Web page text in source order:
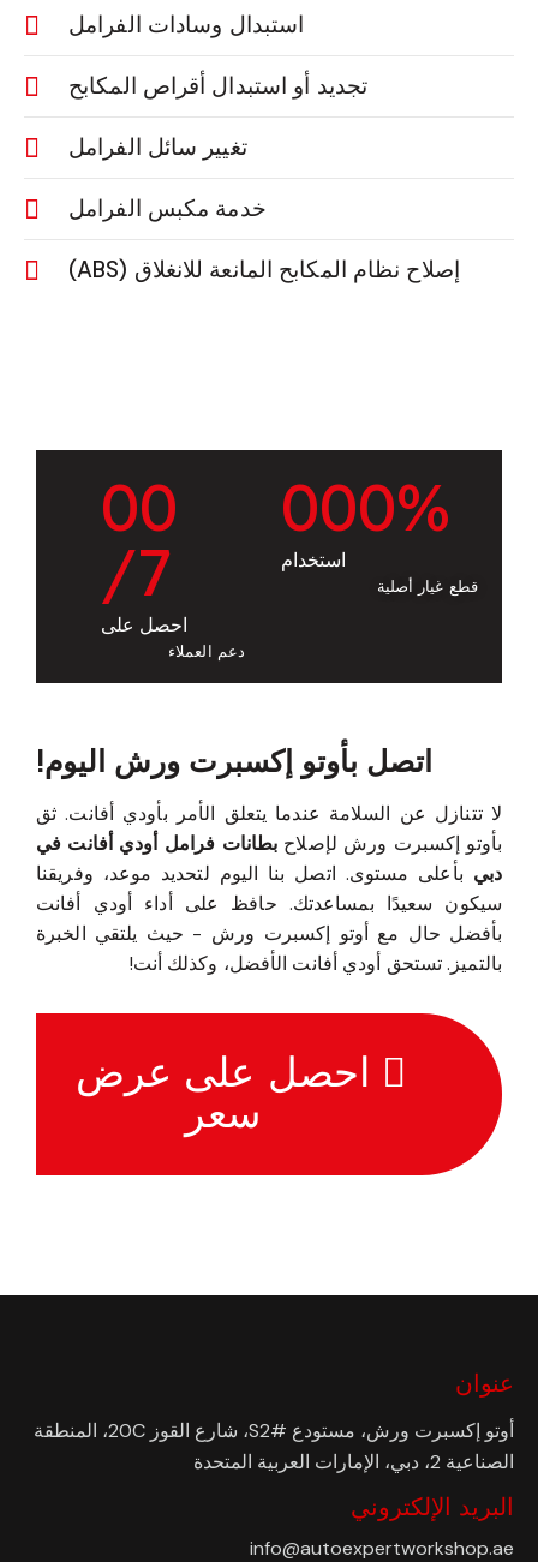
استبدال وسادات الفرامل
تجديد أو استبدال أقراص المكابح
تغيير سائل الفرامل
خدمة مكبس الفرامل
إصلاح نظام المكابح المانعة للانغلاق (ABS)
000%
استخدام
قطع غيار أصلية
00
/7
احصل على
دعم العملاء
اتصل بأوتو إكسبرت ورش اليوم!
لا تتنازل عن السلامة عندما يتعلق الأمر بأودي أفانت. ثق
بأوتو إكسبرت ورش لإصلاح بطانات فرامل أودي أفانت في
دبي بأعلى مستوى. اتصل بنا اليوم لتحديد موعد، وفريقنا
سيكون سعيدًا بمساعدتك. حافظ على أداء أودي أفانت
بأفضل حال مع أوتو إكسبرت ورش - حيث يلتقي الخبرة
بالتميز. تستحق أودي أفانت الأفضل، وكذلك أنت!
احصل على عرض
سعر
عنوان
أوتو إكسبرت ورش، مستودع #S2، شارع القوز 20C، المنطقة
الصناعية 2، دبي، الإمارات العربية المتحدة
البريد الإلكتروني
info@autoexpertworkshop.ae